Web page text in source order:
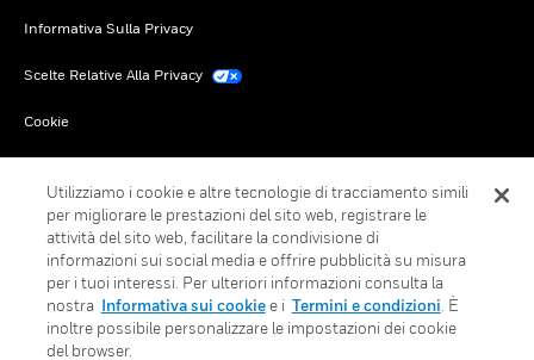
Informativa Sulla Privacy
Scelte Relative Alla Privacy
Cookie
Utilizziamo i cookie e altre tecnologie di tracciamento simili
per migliorare le prestazioni del sito web, registrare le
attività del sito web, facilitare la condivisione di
informazioni sui social media e offrire pubblicità su misura
per i tuoi interessi. Per ulteriori informazioni consulta la
nostra Informativa sui cookiee i Termini e condizioni . È
inoltre possibile personalizzare le impostazioni dei cookie
del browser.